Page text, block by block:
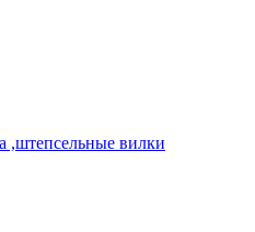
,штепсельные вилки